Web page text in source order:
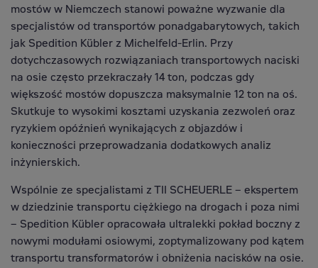
mostów w Niemczech stanowi poważne wyzwanie dla
specjalistów od transportów ponadgabarytowych, takich
jak Spedition Kübler z Michelfeld-Erlin. Przy
dotychczasowych rozwiązaniach transportowych naciski
na osie często przekraczały 14 ton, podczas gdy
większość mostów dopuszcza maksymalnie 12 ton na oś.
Skutkuje to wysokimi kosztami uzyskania zezwoleń oraz
ryzykiem opóźnień wynikających z objazdów i
konieczności przeprowadzania dodatkowych analiz
inżynierskich.
Wspólnie ze specjalistami z TII SCHEUERLE – ekspertem
w dziedzinie transportu ciężkiego na drogach i poza nimi
– Spedition Kübler opracowała ultralekki pokład boczny z
nowymi modułami osiowymi, zoptymalizowany pod kątem
transportu transformatorów i obniżenia nacisków na osie.